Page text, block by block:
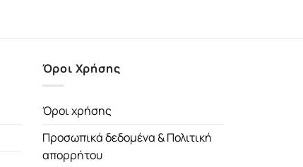
Όροι Χρήσης
Όροι χρήσης
Προσωπικά δεδομένα & Πολιτική
απορρήτου